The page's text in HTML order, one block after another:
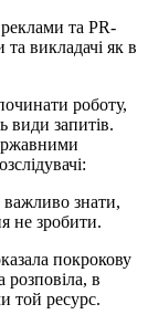
та PR-
та викладачі як в
роботу,
види запитів.
знати,
не зробити.
покрокову
розповіла, в
той ресурс.